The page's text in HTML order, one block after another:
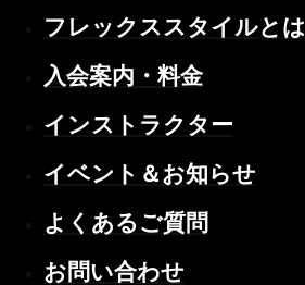
フレックススタイルとは
入会案内・料金
インストラクター
イベント＆お知らせ
よくあるご質問
お問い合わせ